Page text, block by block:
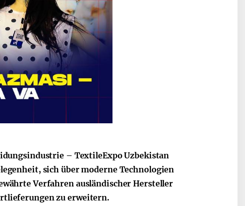
– 2030”
Президент Шавкат
Мирзиёев
раислигида
– TextileExpo Uzbekistan
sich über moderne Technologien
Verfahren ausländischer Hersteller
zu erweitern.